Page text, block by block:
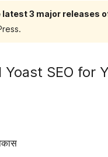
3 major releases
SEO for